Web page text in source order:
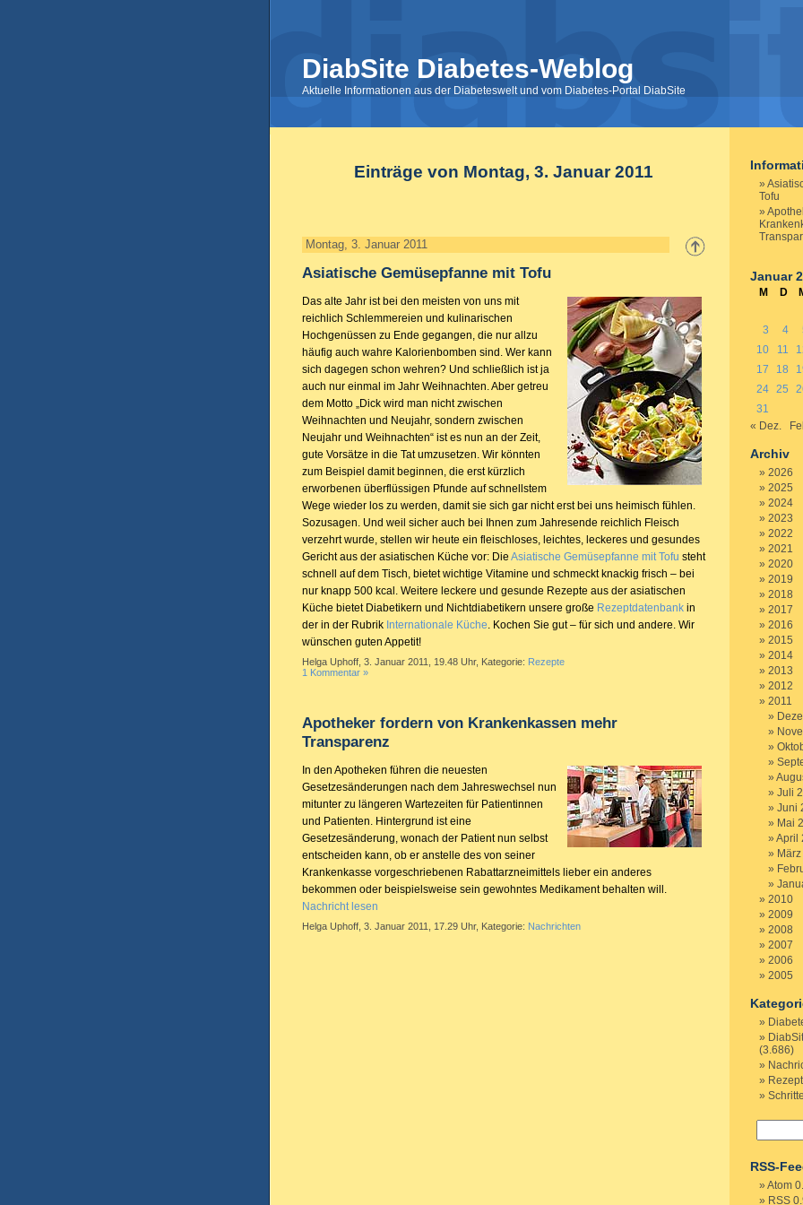
DiabSite Diabetes-Weblog
Aktuelle Informationen aus der Diabeteswelt und vom Diabetes-Portal DiabSite
Einträge von Montag, 3. Januar 2011
Montag, 3. Januar 2011
Asiatische Gemüsepfanne mit Tofu
Das alte Jahr ist bei den meisten von uns mit
reichlich Schlemmereien und kulinarischen
Hochgenüssen zu Ende gegangen, die nur allzu
häufig auch wahre Kalorienbomben sind. Wer kann
sich dagegen schon wehren? Und schließlich ist ja
auch nur einmal im Jahr Weihnachten. Aber getreu
dem Motto „Dick wird man nicht zwischen
Weihnachten und Neujahr, sondern zwischen
Neujahr und Weihnachten“ ist es nun an der Zeit,
gute Vorsätze in die Tat umzusetzen. Wir könnten
zum Beispiel damit beginnen, die erst kürzlich
erworbenen überflüssigen Pfunde auf schnellstem
Wege wieder los zu werden, damit sie sich gar nicht erst bei uns heimisch fühlen.
Sozusagen. Und weil sicher auch bei Ihnen zum Jahresende reichlich Fleisch
verzehrt wurde, stellen wir heute ein fleischloses, leichtes, leckeres und gesundes
Gericht aus der asiatischen Küche vor: Die Asiatische Gemüsepfanne mit Tofu steht
schnell auf dem Tisch, bietet wichtige Vitamine und schmeckt knackig frisch – bei
nur knapp 500 kcal. Weitere leckere und gesunde Rezepte aus der asiatischen
Küche bietet Diabetikern und Nichtdiabetikern unsere große Rezeptdatenbank in
der in der Rubrik Internationale Küche. Kochen Sie gut – für sich und andere. Wir
wünschen guten Appetit!
Helga Uphoff, 3. Januar 2011, 19.48 Uhr, Kategorie: Rezepte
1 Kommentar »
Apotheker fordern von Krankenkassen mehr
Transparenz
In den Apotheken führen die neuesten
Gesetzesänderungen nach dem Jahreswechsel nun
mitunter zu längeren Wartezeiten für Patientinnen
und Patienten. Hintergrund ist eine
Gesetzesänderung, wonach der Patient nun selbst
entscheiden kann, ob er anstelle des von seiner
Krankenkasse vorgeschriebenen Rabattarzneimittels lieber ein anderes
bekommen oder beispielsweise sein gewohntes Medikament behalten will.
Nachricht lesen
Helga Uphoff, 3. Januar 2011, 17.29 Uhr, Kategorie: Nachrichten
Tofu
Januar
M D
3
4
10
11
17
18
24 25
31
« Dez.
Archiv
2026
2025
2024
2023
2022
2021
2020
2019
2018
2017
2016
2015
2014
2013
2012
2011
Juli
Juni
Mai
April
2010
2009
2008
2007
2006
2005
(3.686)
RSS-
Atom
RSS